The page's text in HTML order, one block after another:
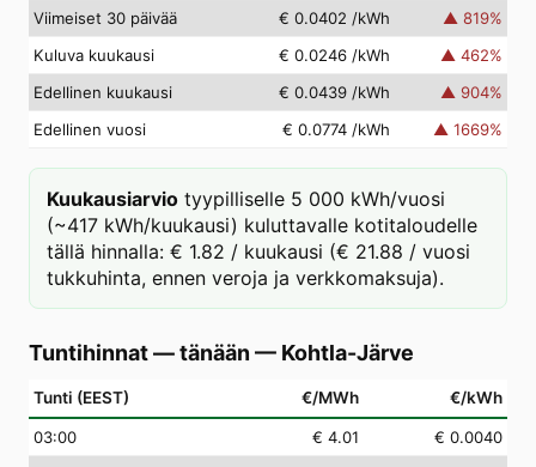
Viimeiset 30 päivää
€ 0.0402 /kWh ▲ 819%
Kuluva kuukausi
€ 0.0246 /kWh ▲ 462%
Edellinen kuukausi
€ 0.0439 /kWh ▲ 904%
Edellinen vuosi
€ 0.0774 /kWh ▲ 1669%
Kuukausiarvio tyypilliselle 5 000 kWh/vuosi
(~417 kWh/kuukausi) kuluttavalle kotitaloudelle
tällä hinnalla: € 1.82 / kuukausi (€ 21.88 / vuosi
tukkuhinta, ennen veroja ja verkkomaksuja).
Tuntihinnat — tänään — Kohtla-Järve
Tunti (EEST) €/MWh €/kWh
03:00 € 4.01
€ 0.0040